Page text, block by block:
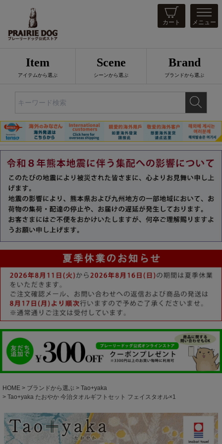
カート メニュー
Item
アイテムから選ぶ
Scene
シーンから選ぶ
Brand
ブランドから選ぶ
HOME ブランドから選ぶ
Tao+yaka
Tao+yaka たおやか 今治タオルギフトセット フェイスタオル×1